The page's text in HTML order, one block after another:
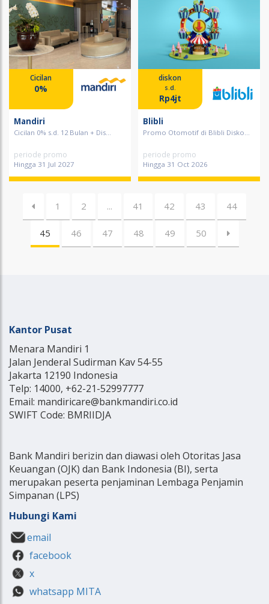
Cicilan
0%
Mandiri
Cicilan 0% s.d. 12 Bulan + Dis...
periode promo
Hingga 31 Jul 2027
diskon
s.d.
Rp4jt
Blibli
Promo Otomotif di Blibli Disko...
periode promo
Hingga 31 Oct 2026
1 2 ... 41 42 43 44
45 46 47 48 49 50
Kantor Pusat
Menara Mandiri 1
Jalan Jenderal Sudirman Kav 54-55
Jakarta 12190 Indonesia
Telp: 14000, +62-21-52997777
Email: mandiricare@bankmandiri.co.id
SWIFT Code: BMRIIDJA
Bank Mandiri berizin dan diawasi oleh Otoritas Jasa
Keuangan (OJK) dan Bank Indonesia (BI), serta
merupakan peserta penjaminan Lembaga Penjamin
Simpanan (LPS)
Hubungi Kami
email
facebook
x
whatsapp MITA